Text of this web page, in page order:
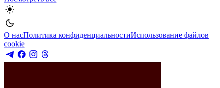
О насПолитика конфиденциальностиИспользование файлов
cookie